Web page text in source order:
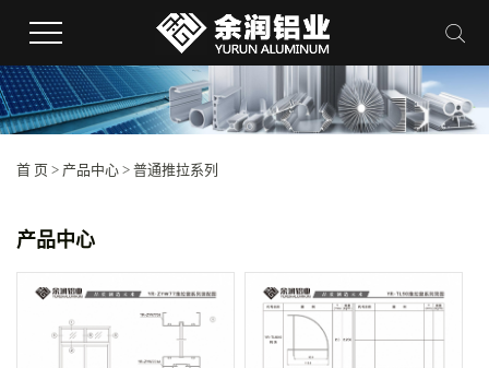
首 页 > 产品中心 > 普通推拉系列
产品中心